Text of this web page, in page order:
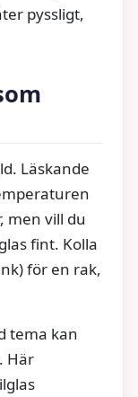
pyssligt,
Läskande
men vill du
fint. Kolla
för en rak,
tema kan
Här